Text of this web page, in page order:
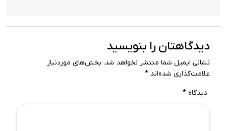
دیدگاهتان را بنویسید
نشانی ایمیل شما منتشر نخواهد شد. بخش‌های موردنیاز
علامت‌گذاری شده‌اند *
دیدگاه *